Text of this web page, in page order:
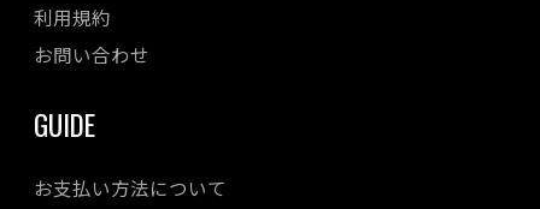
利用規約
お問い合わせ
GUIDE
お支払い方法について